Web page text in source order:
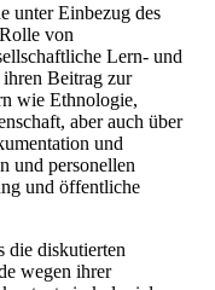
unter Einbezug des
von
Lern- und
ihren Beitrag zur
wie Ethnologie,
aber auch über
und
und personellen
und öffentliche
die diskutierten
wegen ihrer